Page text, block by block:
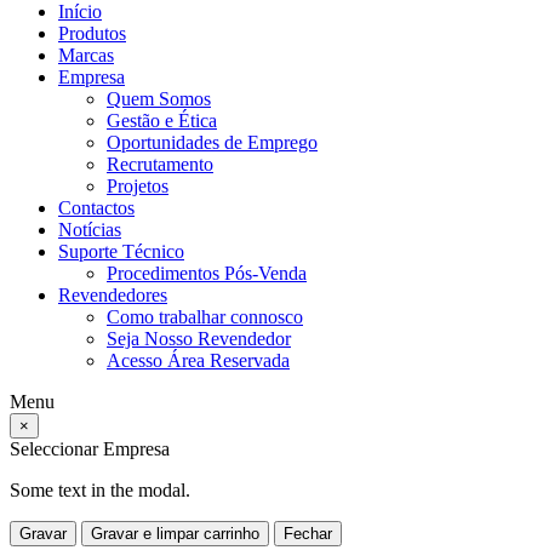
Início
Produtos
Marcas
Empresa
Quem Somos
Gestão e Ética
Oportunidades de Emprego
Recrutamento
Projetos
Contactos
Notícias
Suporte Técnico
Procedimentos Pós-Venda
Revendedores
Como trabalhar connosco
Seja Nosso Revendedor
Acesso Área Reservada
Menu
×
Seleccionar Empresa
Some text in the modal.
Gravar Gravar e limpar carrinho Fechar